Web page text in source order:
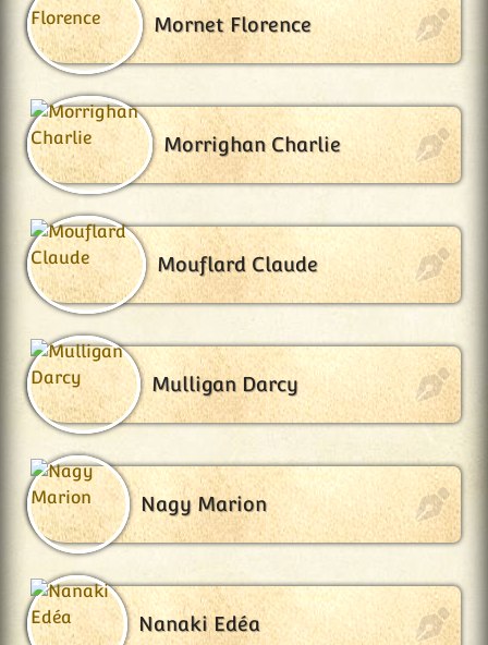
Mornet Florence
Morrighan Charlie
Mouflard Claude
Mulligan Darcy
Nagy Marion
Nanaki Edéa